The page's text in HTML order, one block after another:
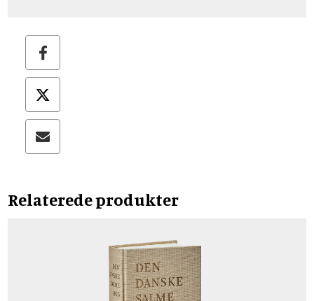
Relaterede produkter